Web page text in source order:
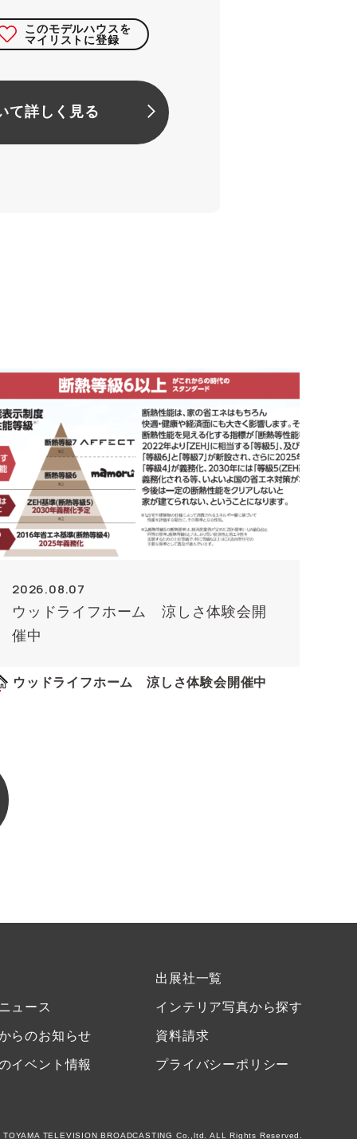
このモデルハウスを
マイリストに登録
て詳しく見る
2026.08.07
ウッドライフホーム 涼しさ体験会開
催中
ウッドライフホーム 涼しさ体験会開催中
ュース
らのお知らせ
イベント情報
出展社一覧
インテリア写真から探す
資料請求
プライバシーポリシー
TELEVISION BROADCASTING Co.,ltd. ALL Rights Reserved.